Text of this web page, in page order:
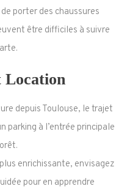
porter des chaussures
être difficiles à suivre
Location
depuis Toulouse, le trajet
parking à l’entrée principale
enrichissante, envisagez
pour en apprendre